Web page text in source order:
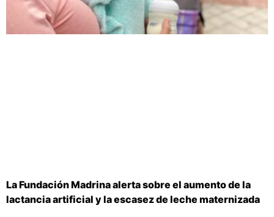
La Fundación Madrina alerta sobre el aumento de la
lactancia artificial y la escasez de leche maternizada